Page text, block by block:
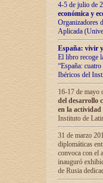
4-5 de julio de
económica y
Organizadores
Aplicada
España: vivir
El libro recoge
“España:
Ibéricos del
16-17 de mayo
del desarrollo
en la
Instituto de
31 de marzo
diplomáticas
convoca con el
inauguró
de Rusia